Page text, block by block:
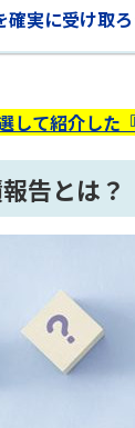
確実に受け取
して紹介した
告とは？